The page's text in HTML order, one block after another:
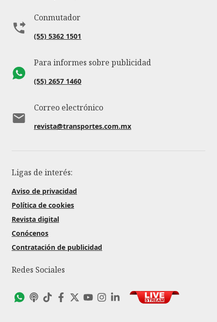
Conmutador
(55) 5362 1501
Para informes sobre publicidad
(55) 2657 1460
Correo electrónico
revista@transportes.com.mx
Ligas de interés:
Aviso de privacidad
Política de cookies
Revista digital
Conócenos
Contratación de publicidad
Redes Sociales